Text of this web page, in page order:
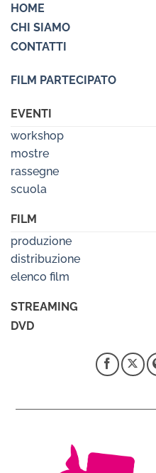
HOME
CHI SIAMO
CONTATTI
FILM PARTECIPATO
EVENTI
workshop
mostre
rassegne
scuola
FILM
produzione
distribuzione
elenco film
STREAMING
DVD